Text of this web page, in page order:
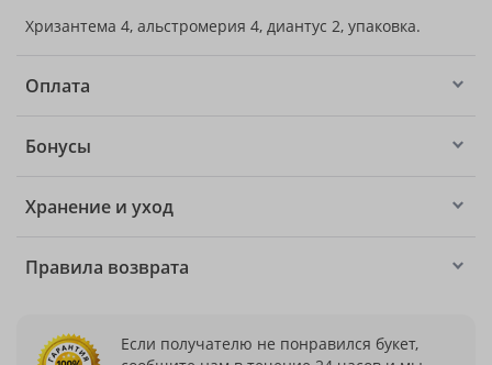
Хризантема 4, альстромерия 4, диантус 2, упаковка.
Оплата
Бонусы
Хранение и уход
Правила возврата
Если получателю не понравился букет,